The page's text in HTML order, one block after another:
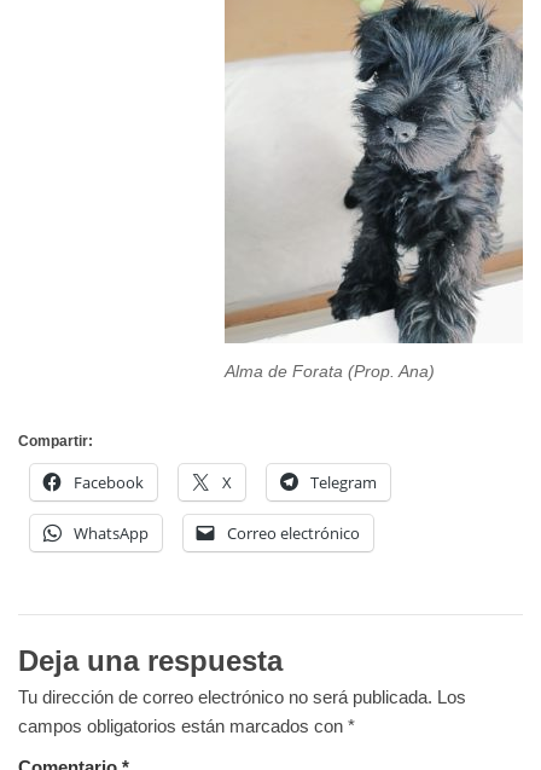
Alma de Forata (Prop. Ana)
Compartir:
Facebook X Telegram
WhatsApp Correo electrónico
Deja una respuesta
Tu dirección de correo electrónico no será publicada. Los
campos obligatorios están marcados con *